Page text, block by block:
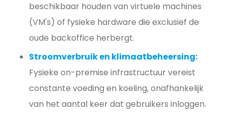
beschikbaar houden van virtuele machines
(VM's) of fysieke hardware die exclusief de
oude backoffice herbergt.
Stroomverbruik en klimaatbeheersing:
Fysieke on-premise infrastructuur vereist
constante voeding en koeling, onafhankelijk
van het aantal keer dat gebruikers inloggen.